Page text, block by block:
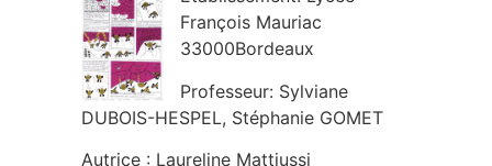
François Mauriac
33000Bordeaux
Professeur: Sylviane
DUBOIS-HESPEL, Stéphanie GOMET
Autrice : Laureline Mattiussi